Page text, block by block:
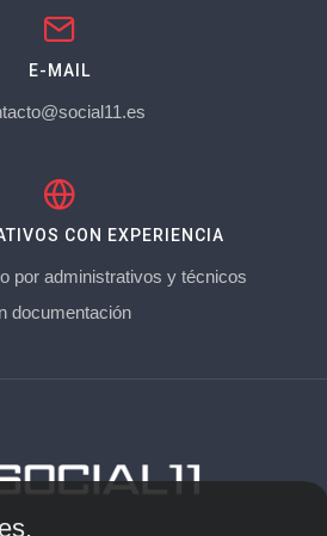
E-MAIL
CON EXPERIENCIA
por administrativos y técnicos
documentación